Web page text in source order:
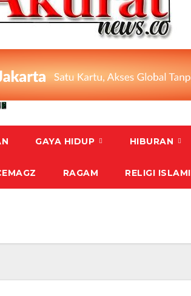
GAYA HIDUP HIBURAN
RAGAM RELIGI ISLAMI